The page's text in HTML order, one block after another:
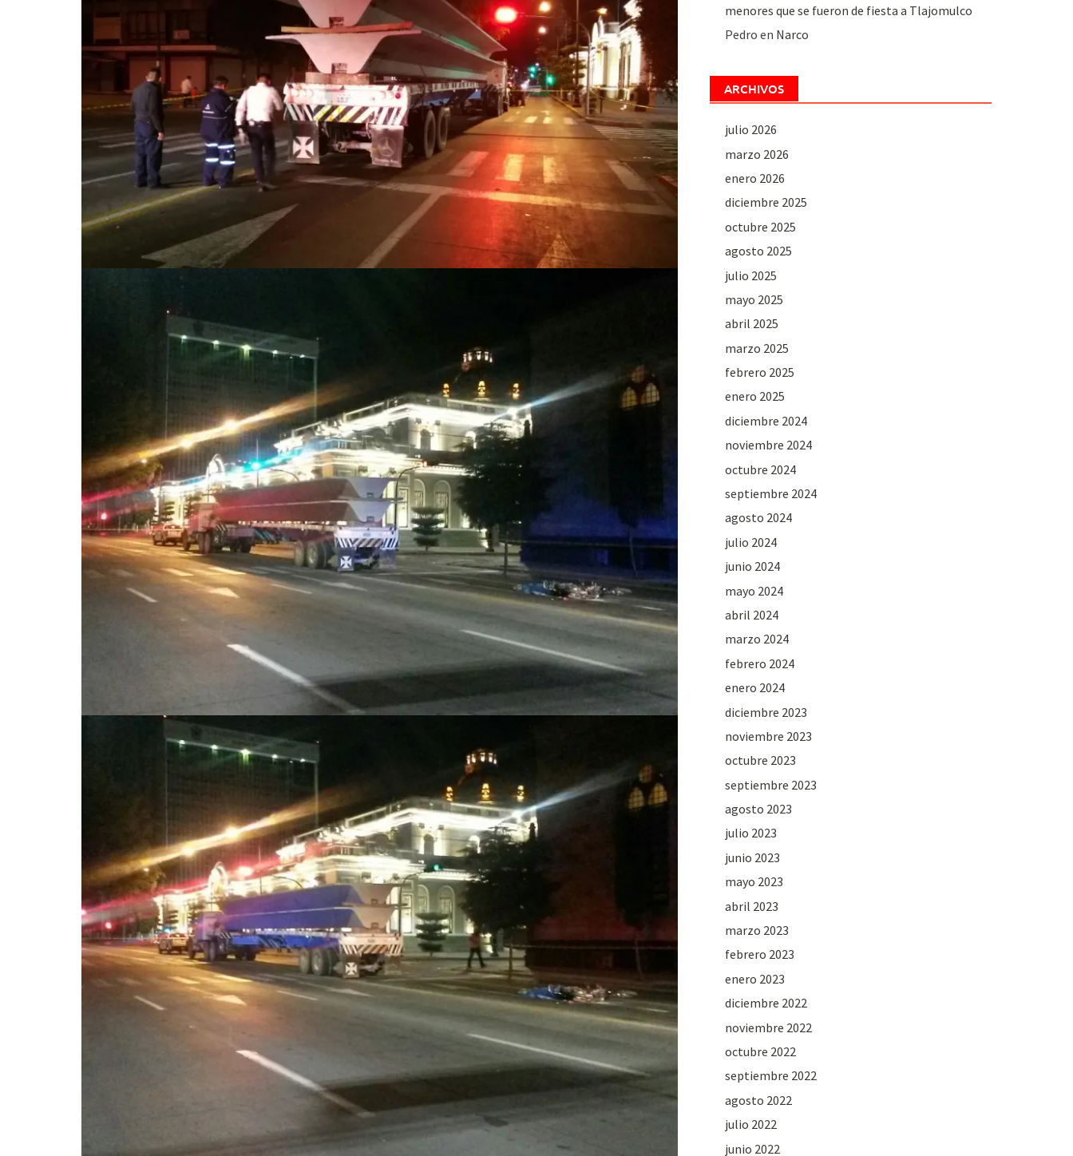
menores que se fueron de fiesta a Tlajomulco
Pedro en Narco
ARCHIVOS
julio 2026
marzo 2026
enero 2026
diciembre 2025
octubre 2025
agosto 2025
julio 2025
mayo 2025
abril 2025
marzo 2025
febrero 2025
enero 2025
diciembre 2024
noviembre 2024
octubre 2024
septiembre 2024
agosto 2024
julio 2024
junio 2024
mayo 2024
abril 2024
marzo 2024
febrero 2024
enero 2024
diciembre 2023
noviembre 2023
octubre 2023
septiembre 2023
agosto 2023
julio 2023
junio 2023
mayo 2023
abril 2023
marzo 2023
febrero 2023
enero 2023
diciembre 2022
noviembre 2022
octubre 2022
septiembre 2022
agosto 2022
julio 2022
junio 2022